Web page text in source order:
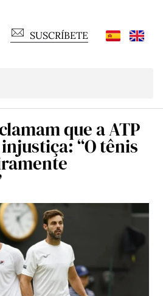
SUSCRÍBETE
que a ATP
“O tênis